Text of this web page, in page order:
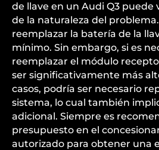
de llave en un Audi Q3
de la naturaleza del
reemplazar la batería de la
mínimo. Sin embargo, si es
reemplazar el módulo
ser significativamente más
casos, podría ser necesario
sistema, lo cual también
adicional. Siempre es
presupuesto en el
autorizado para obtener una